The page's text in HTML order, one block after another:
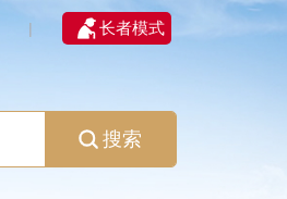
| 长者模式
搜索